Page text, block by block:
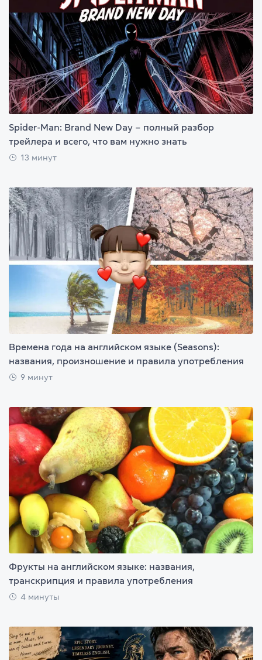
Spider-Man: Brand New Day – полный разбор
трейлера и всего, что вам нужно знать
13 минут
Времена года на английском языке (Seasons):
названия, произношение и правила употребления
9 минут
Фрукты на английском языке: названия,
транскрипция и правила употребления
4 минуты